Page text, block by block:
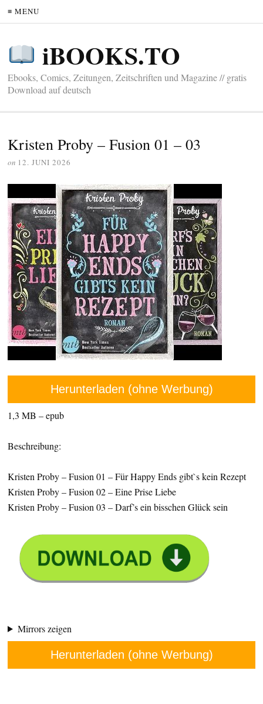
≡ MENU
iBOOKS.TO
Ebooks, Comics, Zeitungen, Zeitschriften und Magazine // gratis
Download auf deutsch
Kristen Proby – Fusion 01 – 03
on 12. JUNI 2026
Herunterladen (ohne Werbung)
1,3 MB – epub
Beschreibung:
Kristen Proby – Fusion 01 – Für Happy Ends gibt`s kein Rezept
Kristen Proby – Fusion 02 – Eine Prise Liebe
Kristen Proby – Fusion 03 – Darf’s ein bisschen Glück sein
Mirrors zeigen
Herunterladen (ohne Werbung)